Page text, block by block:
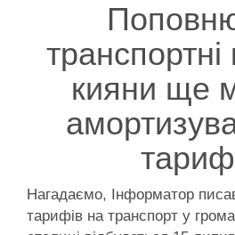
транспортні
кияни ще
Нагадаємо, Інформатор
тарифів на транспорт у